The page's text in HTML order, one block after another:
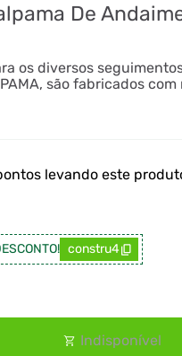
De
os diversos
são fabricados
vigentes. O
e os tubos reforçados na
e empreiteiros do
levando este
constru4
Indisponível